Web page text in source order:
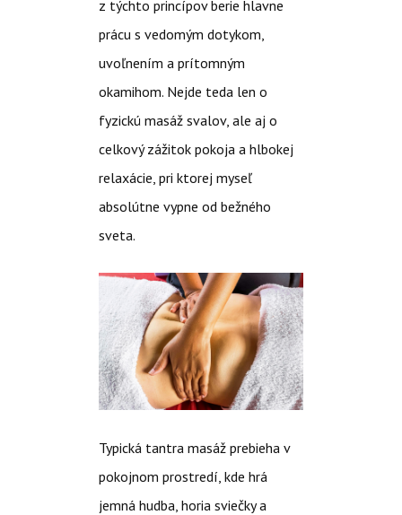
z týchto princípov berie hlavne
prácu s vedomým dotykom,
uvoľnením a prítomným
okamihom. Nejde teda len o
fyzickú masáž svalov, ale aj o
celkový zážitok pokoja a hlbokej
relaxácie, pri ktorej myseľ
absolútne vypne od bežného
sveta.
Typická tantra masáž prebieha v
pokojnom prostredí, kde hrá
jemná hudba, horia sviečky a